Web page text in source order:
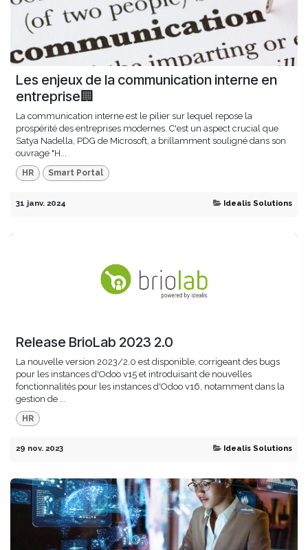
Les enjeux de la communication interne en
entreprise🏢
La communication interne est le pilier sur lequel repose la
prospérité des entreprises modernes. C'est un aspect crucial que
Satya Nadella, PDG de Microsoft, a brillamment souligné dans son
ouvrage "H...
HR Smart Portal
31 janv. 2024 Idealis Solutions
Release BrioLab 2023 2.0
La nouvelle version 2023/2.0 est disponible, corrigeant des bugs
pour les instances d'Odoo v15 et introduisant de nouvelles
fonctionnalités pour les instances d'Odoo v16, notamment dans la
gestion de ...
HR
29 nov. 2023 Idealis Solutions